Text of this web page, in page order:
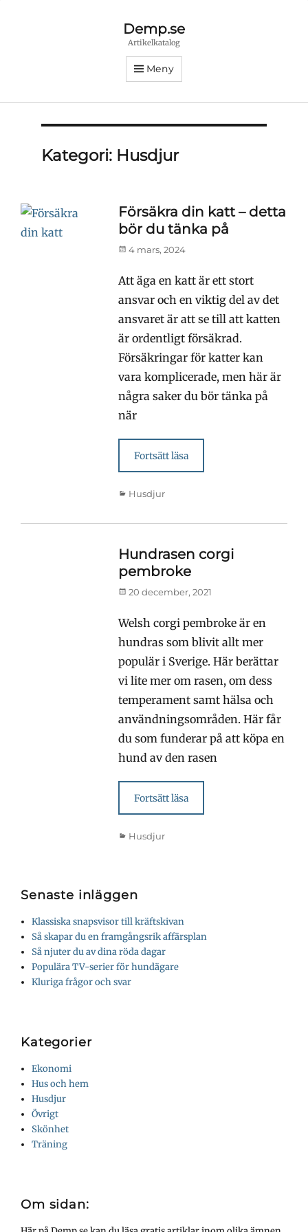
Demp.se
Artikelkatalog
Meny
Kategori: Husdjur
Försäkra din katt – detta
bör du tänka på
Publicerad
4 mars, 2024
Att äga en katt är ett stort
ansvar och en viktig del av det
ansvaret är att se till att katten
är ordentligt försäkrad.
Försäkringar för katter kan
vara komplicerade, men här är
några saker du bör tänka på
när
Fortsätt läsa
Kategorier
Husdjur
Hundrasen corgi
pembroke
Publicerad
20 december, 2021
Welsh corgi pembroke är en
hundras som blivit allt mer
populär i Sverige. Här berättar
vi lite mer om rasen, om dess
temperament samt hälsa och
användningsområden. Här får
du som funderar på att köpa en
hund av den rasen
Fortsätt läsa
Kategorier
Husdjur
Senaste inläggen
Klassiska snapsvisor till kräftskivan
Så skapar du en framgångsrik affärsplan
Så njuter du av dina röda dagar
Populära TV-serier för hundägare
Kluriga frågor och svar
Kategorier
Ekonomi
Hus och hem
Husdjur
Övrigt
Skönhet
Träning
Om sidan: